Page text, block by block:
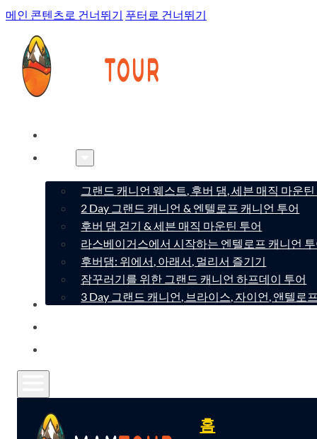
메인 콘텐츠로 건너뛰기 푸터로 건너뛰기
그랜드 캐니언 웨스트, 후버 댐, 세븐 매직 마운
2 Day 그랜드 캐니언 & 엔텔로프 캐니언 투어
후버 댐 걷기 & 세븐 매직 마운틴 투어
라스베이거스에서 시작하는 엔텔로프 캐니언
후버댐: 위에서, 아래서, 멀리서 즐기기
잠꾸러기를 위한 그랜드 캐니언 하프데이 투어
3 Day 그랜드 캐니언, 브라이스, 자이언, 앤텔로
회사소개
홈